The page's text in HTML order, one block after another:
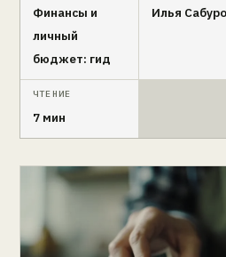
Финансы и
личный
бюджет: гид
Илья
ЧТЕНИЕ
7 мин